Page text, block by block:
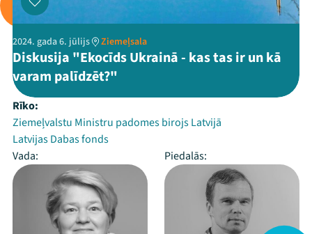
2024. gada 6. jūlijs Ziemeļsala
Diskusija "Ekocīds Ukrainā - kas tas ir un kā
varam palīdzēt?"
Rīko:
Ziemeļvalstu Ministru padomes birojs Latvijā
Latvijas Dabas fonds
Vada:
Piedalās: